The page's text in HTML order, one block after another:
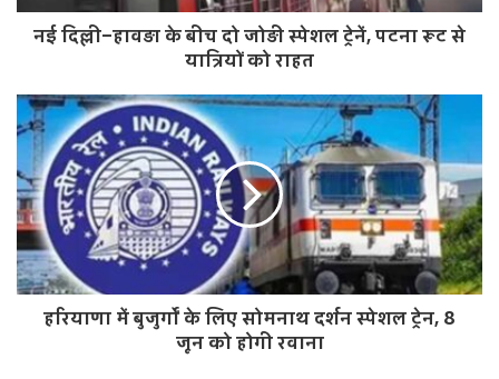
नई दिल्ली–हावड़ा के बीच दो जोड़ी स्पेशल ट्रेनें, पटना रूट से
यात्रियों को राहत
हरियाणा में बुजुर्गों के लिए सोमनाथ दर्शन स्पेशल ट्रेन, 8
जून को होगी रवाना